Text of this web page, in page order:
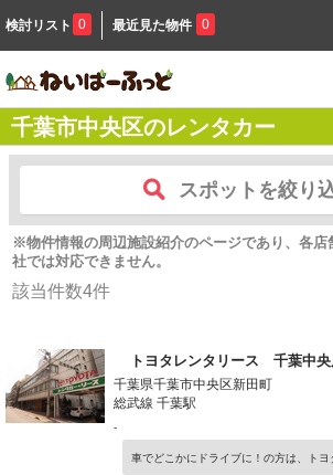
検討リスト 0 最近見た物件 0
千葉市中央区のレンタカー
スポットを絞り
※物件情報の周辺施設紹介のページであり、各店
社では対応できません。
該当件数4件
トヨタレンタリース 千葉中
千葉県千葉市中央区新田町
総武線 千葉駅
-
車でどこかにドライブに！の方は、ト